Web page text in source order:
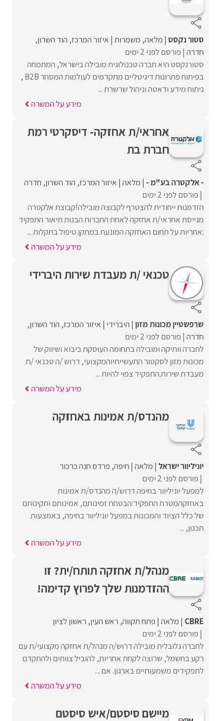
סטור נקסט מלאה משמרות איזור המרכז הוד השרון
חדרה פורסם לפני 2 ימים
סטורנקסט היא חברה טכנולוגית מובילה בישראל, המתמחה
בפיתוח פתרונות דיגיטליים מתקדמים לעולמות המסחר B2B ,
ניתוח מידע ודאטה וניהול שרשרת ...
מידע על המשרה
אחראי/ת אחזקה- דיסקרטי רמת
חברת בת
- אלקטרה בע"מ - מלאה איזור המרכז הוד השרון חדרה
פורסם לפני 2 ימים
הזדמנות ייחודית להצטרף לקבוצה מובילה!קבוצת אלקטרה
מגייסת אחראי/ת אחזקה לאחת החברות הבנות תיאור התפקיד
:אחריות על תחום האחזקה המונעת במתקן.טיפול בתקלות ...
מידע על המשרה
טכנאי /ת מעבדת שירות היברידי
שרפשטיין מכונות מזון היברידי איזור המרכז הוד השרון
חדרה פורסם לפני 2 ימים
לחברה וותיקה ומובילה בתחומה העוסקת ביבוא ושיווק של
מכונות מזון לסקטור התעשייתיוהמקצועי, דרוש /ה טכנאי /ת
מעבדת שירות.התפקיד צפוי להיות ...
מידע על המשרה
מהנדס/ת אמינות באחזקה
יוניליוור ישראל מלאה חיפה פרדס חנה כרכור
פורסם לפני 2 ימים
למפעל יוניליוור בחיפה דרוש/ה מהנדס/ת אמינות
באחזקהמטרת התפקיד:הבטחת זמינותם, אמינותם ותקינותם
של כלל הציוד והמכונות במפעל יוניליוור בחיפה, באמצעות
תכנון, ...
מידע על המשרה
מנהל/ת אחזקה תותח/ית? זו
ההזדמנות שלך לפרוץ קדימה!
CBRE מלאה פתח תקווה ראש העין ראשון לציון
פורסם לפני 2 ימים
לחברה גלובלית מובילה דרוש/ה מנהל/ת אחזקה מקצועי/ת עם
רקע בחשמל, שרוצה לקחת אחריות, להוביל צוותים ולהתקדם
לתפקידים משמעותיים בארגון. אם ...
מידע על המשרה
מיישם סיסטם/איש סיסטם